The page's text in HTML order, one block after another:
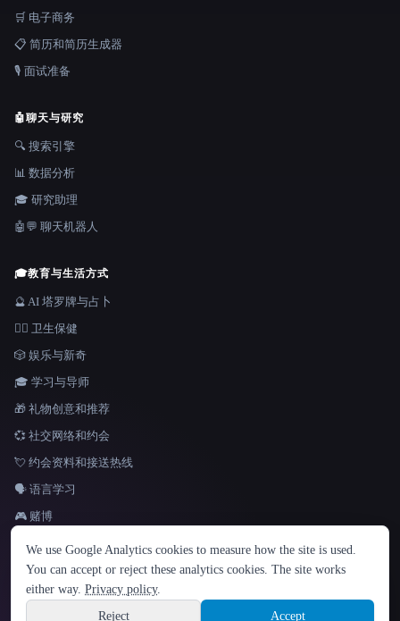
语言
English español Français Русский 简体中文
Hindi
🛒 电子商务
📋 简历和简历生成器
🎙️ 面试准备
🤖聊天与研究
🔍 搜索引擎
📊 数据分析
🎓 研究助理
🤖💬 聊天机器人
🎓教育与生活方式
🔮 AI 塔罗牌与占卜
👩‍⚕️ 卫生保健
🎲 娱乐与新奇
🎓 学习与导师
🎁 礼物创意和推荐
💞 社交网络和约会
💘 约会资料和接送热线
🗣️ 语言学习
🎮 赌博
Site information
© 2026 That AI Collection. 保留所有权利。
Built with Metatron ★
We use Google Analytics cookies to measure how the site is used.
You can accept or reject these analytics cookies. The site works
either way. Privacy policy.
Reject
Accept